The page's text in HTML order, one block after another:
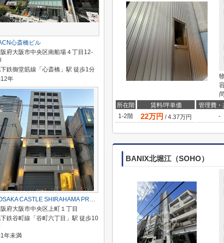
所在階 賃料/坪単価 管理費・
1-2階
22万円 /4.37万円 -
BANIX北堀江（SOHO）
心斎橋ビル
府大阪市中央区南船場４丁目12-
鉄御堂筋線「心斎橋」駅 徒歩1分
年
OSAKA CASTLE SHIRAHAMA PREMIER
府大阪市中央区上町１丁目
鉄谷町線「谷町六丁目」駅 徒歩10
年未満